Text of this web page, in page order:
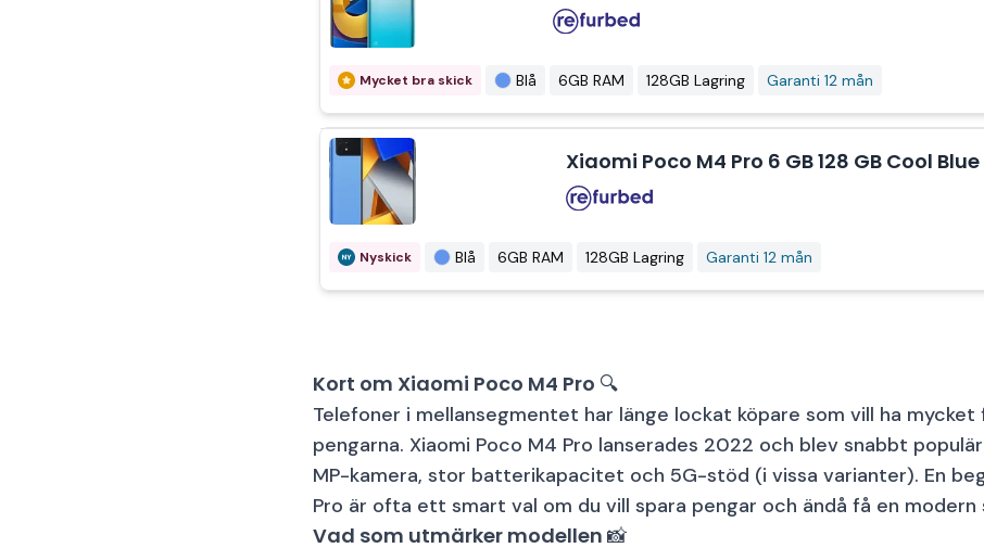
Mycket bra skick Blå 6GB RAM 128GB Lagring Garanti 12 mån
Xiaomi Poco M4 Pro 6 GB 128 GB Cool Blue
Nyskick Blå 6GB RAM 128GB Lagring Garanti 12 mån
Kort om Xiaomi Poco M4 Pro 🔍
Telefoner i mellansegmentet har länge lockat köpare som vill ha
pengarna. Xiaomi Poco M4 Pro lanserades 2022 och blev snabbt
MP-kamera, stor batterikapacitet och 5G-stöd (i vissa varianter). En
Pro är ofta ett smart val om du vill spara pengar och ändå få en modern
Vad som utmärker modellen 📸